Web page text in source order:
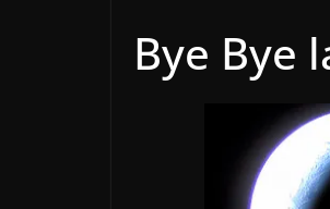
Bye Bye